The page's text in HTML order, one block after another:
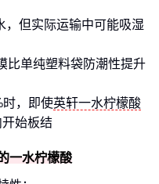
，但实际运输中可能吸湿
比单纯塑料袋防潮性提升
时，即使英轩一水柠檬酸
始板结
一水柠檬酸